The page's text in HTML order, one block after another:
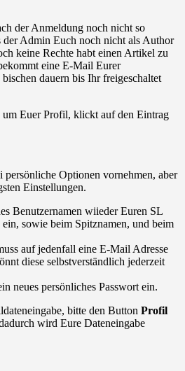
der Anmeldung noch nicht so
der Admin Euch noch nicht als Author
keine Rechte habt einen Artikel zu
eine E-Mail Eurer
dauern bis Ihr freigeschaltet
Euer Profil, klickt auf den Eintrag
Optionen vornehmen, aber
Einstellungen.
Benutzernamen wiieder Euren SL
sowie beim Spitznamen, und beim
auf jedenfall eine E-Mail Adresse
diese selbstverständlich jederzeit
neues persönliches Passwort ein.
bitte den Button Profil
wird Eure Dateneingabe